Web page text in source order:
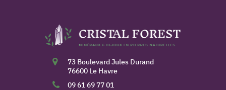
73 Boulevard Jules Durand
76600 Le Havre
09 61 69 77 01